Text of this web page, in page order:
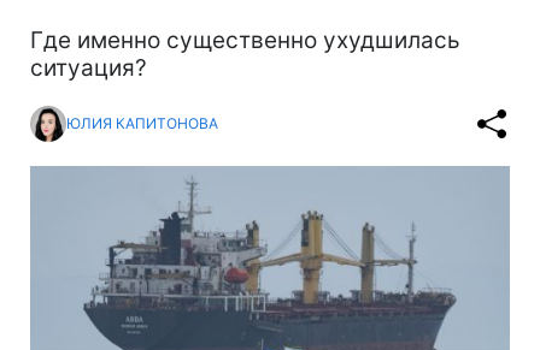
Где именно существенно ухудшилась
ситуация?
ЮЛИЯ КАПИТОНОВА